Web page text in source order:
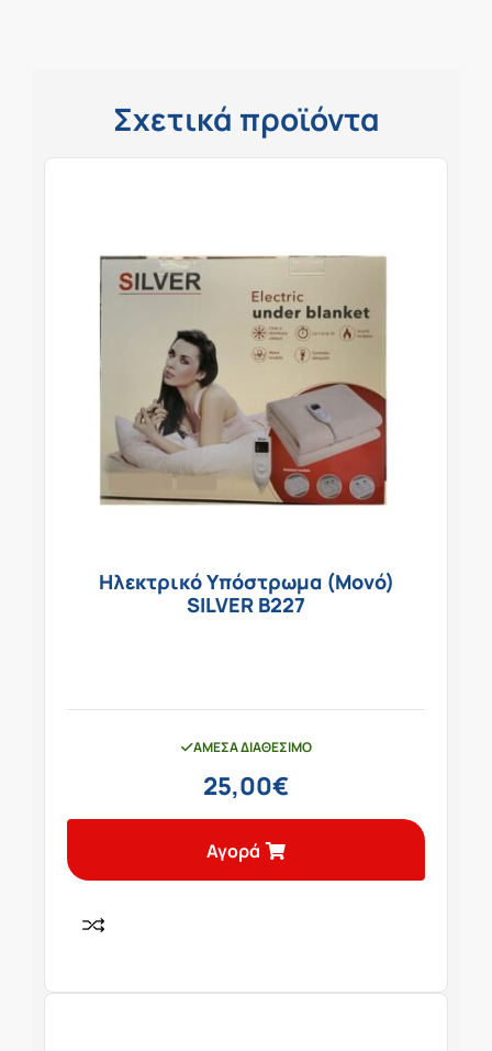
Σχετικά προϊόντα
Ηλεκτρικό Υπόστρωμα (Μονό)
SILVER B227
ΆΜΕΣΑ ΔΙΑΘΈΣΙΜΟ
25,00€
Αγορά